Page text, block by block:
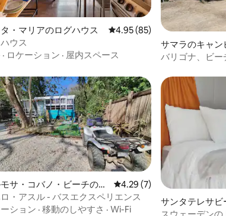
・マリアのログハウス レビュー85件、5つ星中4.95
4.95 (85)
ウス
· ロケーション · 屋内スペース
サマラのキャン
バリゴナ、ビー
サ・コバノ・ビーチのバ
レビュー7件、5つ星中4.29
4.29 (7)
・アスル - バスエクスペリエンス
ション · 移動のしやすさ · Wi-Fi
サンタテレサビ
ー・RV